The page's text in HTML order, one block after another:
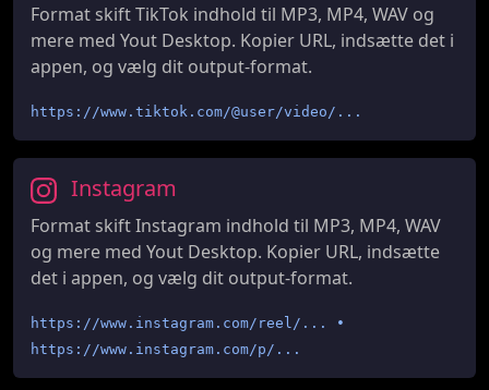
Format skift TikTok indhold til MP3, MP4, WAV og
mere med Yout Desktop. Kopier URL, indsætte det i
appen, og vælg dit output-format.
https://www.tiktok.com/@user/video/...
Instagram
Format skift Instagram indhold til MP3, MP4, WAV
og mere med Yout Desktop. Kopier URL, indsætte
det i appen, og vælg dit output-format.
https://www.instagram.com/reel/... •
https://www.instagram.com/p/...